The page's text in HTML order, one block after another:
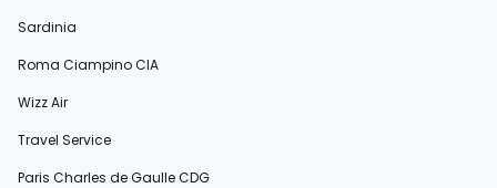
Sardinia
Roma Ciampino CIA
Wizz Air
Travel Service
Paris Charles de Gaulle CDG